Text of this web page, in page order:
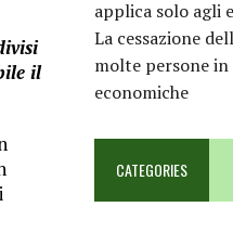
il
applica solo agli
La cessazione
molte persone
economiche
CATEGORIES